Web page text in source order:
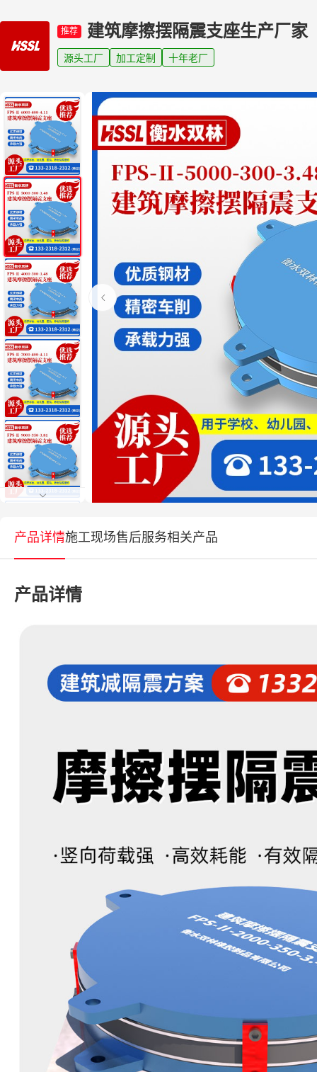
推荐 建筑摩擦摆隔震支座生产厂家
源头工厂 加工定制 十年老厂
产品详情施工现场售后服务相关产品
产品详情